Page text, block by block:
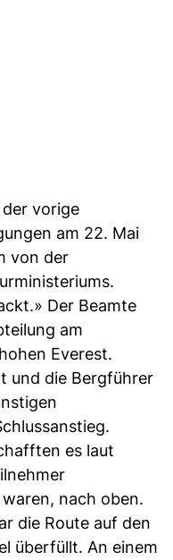
der vorige
am 22. Mai
von der
Der Beamte
am
Everest.
und die Bergführer
es laut
nach oben.
die Route auf den
überfüllt. An einem